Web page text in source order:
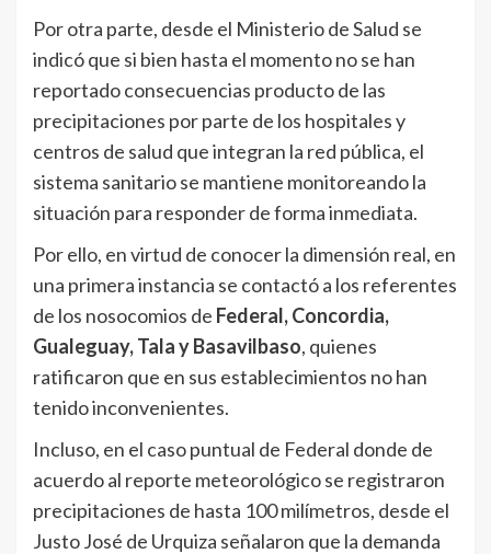
Por otra parte, desde el Ministerio de Salud se
indicó que si bien hasta el momento no se han
reportado consecuencias producto de las
precipitaciones por parte de los hospitales y
centros de salud que integran la red pública, el
sistema sanitario se mantiene monitoreando la
situación para responder de forma inmediata.
Por ello, en virtud de conocer la dimensión real, en
una primera instancia se contactó a los referentes
de los nosocomios de Federal, Concordia,
Gualeguay, Tala y Basavilbaso, quienes
ratificaron que en sus establecimientos no han
tenido inconvenientes.
Incluso, en el caso puntual de Federal donde de
acuerdo al reporte meteorológico se registraron
precipitaciones de hasta 100 milímetros, desde el
Justo José de Urquiza señalaron que la demanda